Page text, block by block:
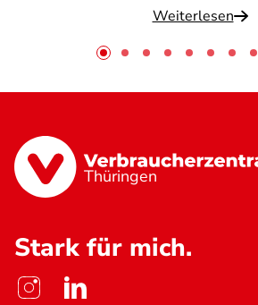
Weiterlesen
Thüringen
Stark für mich.